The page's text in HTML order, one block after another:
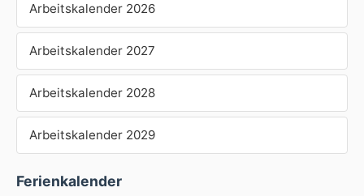
Arbeitskalender 2026
Arbeitskalender 2027
Arbeitskalender 2028
Arbeitskalender 2029
Ferienkalender